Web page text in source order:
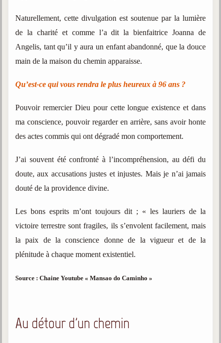
Les Illustrés
Vidéos courtes de Divaldo
Centres spirites
France
Belgique, Lux. et Canada
Médias spirites
@
Naturellement, cette divulgation est soutenue par la lumière
de la charité et comme l’a dit la bienfaitrice Joanna de
Angelis, tant qu’il y aura un enfant abandonné, que la douce
main de la maison du chemin apparaisse.
Qu’est-ce qui vous rendra le plus heureux à 96 ans ?
Pouvoir remercier Dieu pour cette longue existence et dans
ma conscience, pouvoir regarder en arrière, sans avoir honte
des actes commis qui ont dégradé mon comportement.
J’ai souvent été confronté à l’incompréhension, au défi du
doute, aux accusations justes et injustes. Mais je n’ai jamais
douté de la providence divine.
Les bons esprits m’ont toujours dit ; « les lauriers de la
victoire terrestre sont fragiles, ils s’envolent facilement, mais
la paix de la conscience donne de la vigueur et de la
plénitude à chaque moment existentiel.
Source : Chaine Youtube « Mansao do Caminho »
Au détour d'un chemin